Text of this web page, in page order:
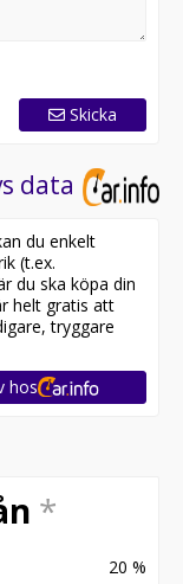
Skicka
data
du enkelt
(t.ex.
du ska köpa din
helt gratis att
tryggare
hos
*
20 %